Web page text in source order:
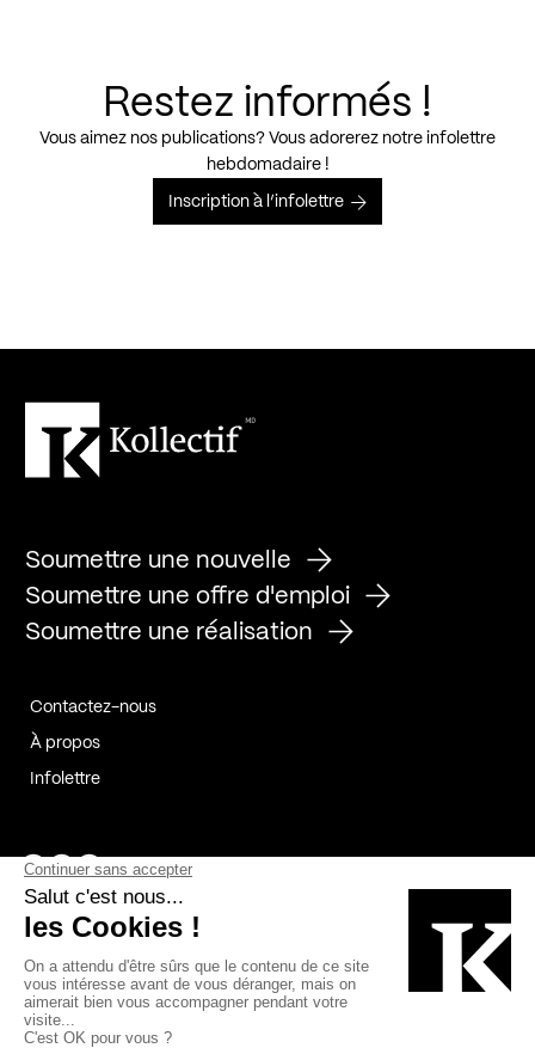
Restez informés !
Vous aimez nos publications? Vous adorerez notre infolettre
hebdomadaire !
Inscription à l’infolettre
Soumettre une nouvelle
Soumettre une offre d'emploi
Soumettre une réalisation
Contactez-nous
À propos
Infolettre
Page Facebook de Kollectif
Page Instagram de Kollectif
Page Linkedin de Kollectif